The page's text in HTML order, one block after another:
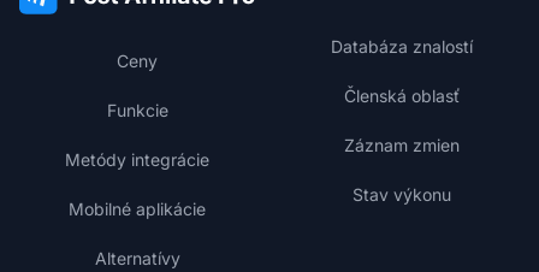
Ceny
Funkcie
Metódy integrácie
Mobilné aplikácie
Alternatívy
Databáza znalostí
Členská oblasť
Záznam zmien
Stav výkonu